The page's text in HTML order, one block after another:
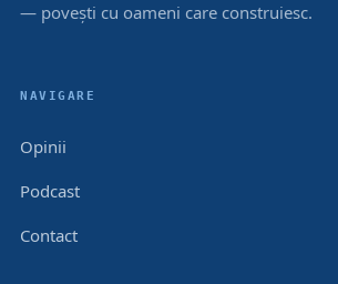
— povești cu oameni care construiesc.
NAVIGARE
Opinii
Podcast
Contact